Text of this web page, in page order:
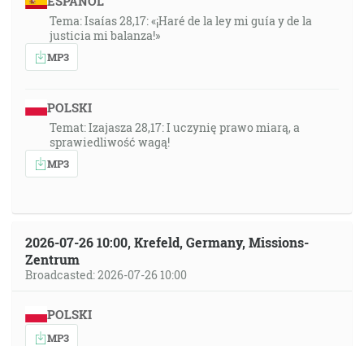
Tema: Isaías 28,17: «¡Haré de la ley mi guía y de la
justicia mi balanza!»
MP3
POLSKI
Temat: Izajasza 28,17: I uczynię prawo miarą, a
sprawiedliwość wagą!
MP3
2026-07-26 10:00, Krefeld, Germany, Missions-
Zentrum
Broadcasted: 2026-07-26 10:00
POLSKI
MP3